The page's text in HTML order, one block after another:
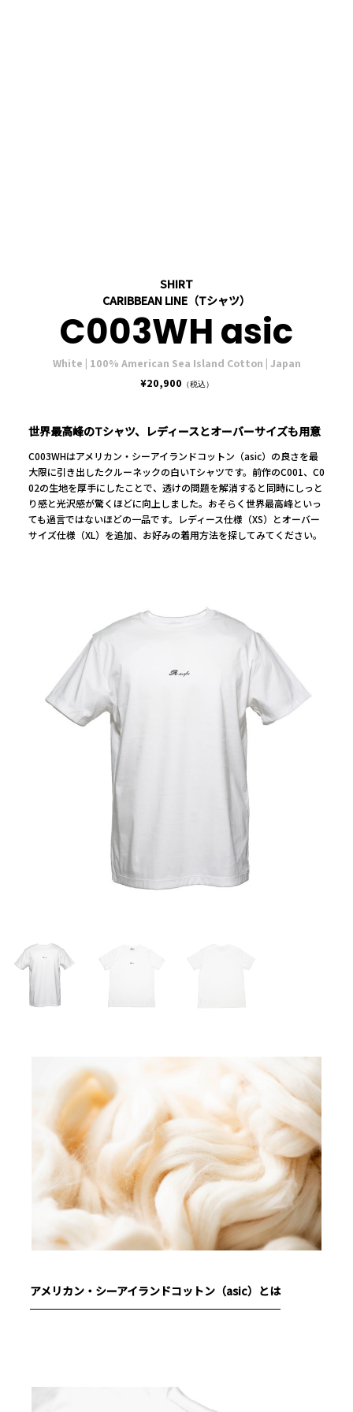
SHIRT
CARIBBEAN LINE（Tシャツ）
C003WH asic
White | 100% American Sea Island Cotton | Japan
¥20,900 （税込）
世界最高峰のTシャツ、レディースとオーバーサイズも用意
C003WHはアメリカン・シーアイランドコットン（asic）の良さを最
大限に引き出したクルーネックの白いTシャツです。前作のC001、C0
02の生地を厚手にしたことで、透けの問題を解消すると同時にしっと
り感と光沢感が驚くほどに向上しました。おそらく世界最高峰といっ
ても過言ではないほどの一品です。レディース仕様（XS）とオーバー
サイズ仕様（XL）を追加、お好みの着用方法を探してみてください。
アメリカン・シーアイランドコットン（asic）とは